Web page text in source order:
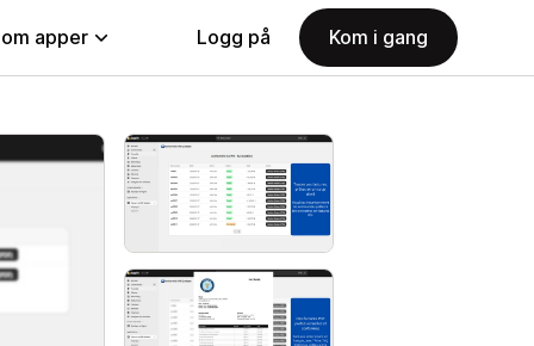
apper Logg på Kom i gang